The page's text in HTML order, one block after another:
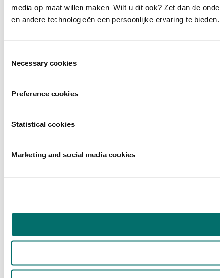
media op maat willen maken. Wilt u dit ook? Zet dan de
en andere technologieën een persoonlijke ervaring te bieden.
Necessary cookies
Preference cookies
Statistical cookies
Marketing and social media cookies